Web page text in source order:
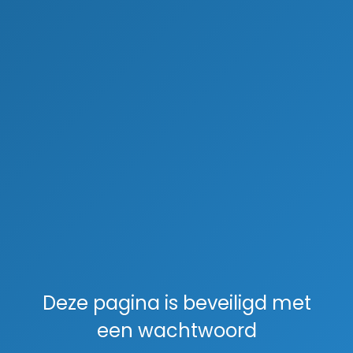
Deze pagina is beveiligd met
een wachtwoord